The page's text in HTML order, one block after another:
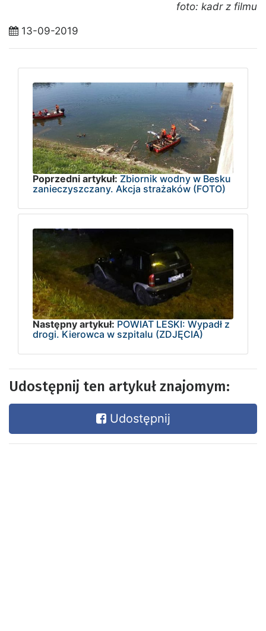
foto: kadr z filmu
13-09-2019
Poprzedni artykuł: Zbiornik wodny w Besku
zanieczyszczany. Akcja strażaków (FOTO)
Następny artykuł: POWIAT LESKI: Wypadł z
drogi. Kierowca w szpitalu (ZDJĘCIA)
Udostępnij ten artykuł znajomym:
Udostępnij